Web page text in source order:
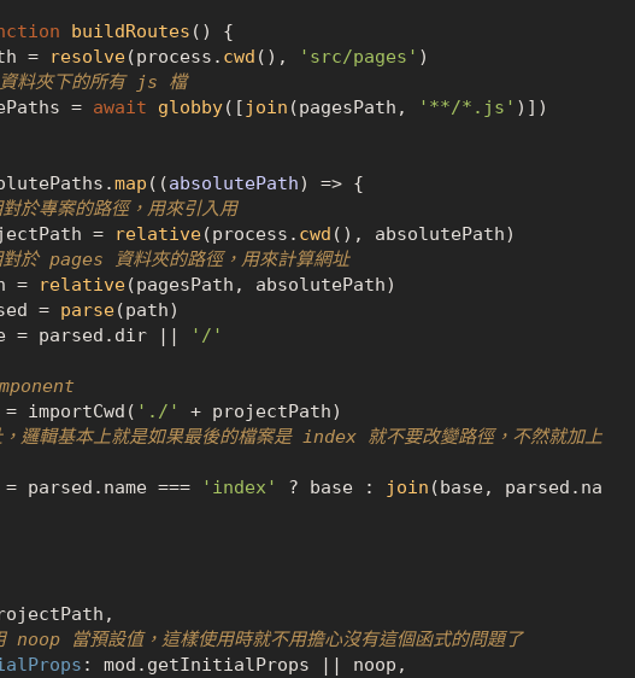
buildRoutes ( ) {
= resolve(process. cwd (), 'src/pages' )
料夾下的所有 js 檔
= await globby([ join (pagesPath, '**/*.js' )])
map ( (absolutePath) => {
於專案的路徑，用來引入用
= relative(process. cwd (), absolutePath)
於 pages 資料夾的路徑，用來計算網址
= relative(pagesPath, absolutePath)
= parse(path)
= parsed. dir || '/'
= importCwd( './'
+ projectPath)
邏輯基本上就是如果最後的檔案是 index 就不要改變路徑，不然就加上
parsed. name === 'index' ? base : join (base, parsed. na
當預設值，這樣使用時就不用擔心沒有這個函式的問題了
: mod. getInitialProps || noop,